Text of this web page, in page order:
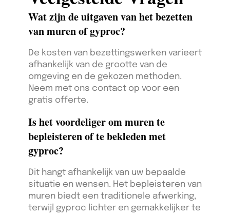
Wat zijn de uitgaven van het bezetten
van muren of gyproc?
De kosten van bezettingswerken varieert
afhankelijk van de grootte van de
omgeving en de gekozen methoden.
Neem met ons contact op voor een
gratis offerte.
Is het voordeliger om muren te
bepleisteren of te bekleden met
gyproc?
Dit hangt afhankelijk van uw bepaalde
situatie en wensen. Het bepleisteren van
muren biedt een traditionele afwerking,
terwijl gyproc lichter en gemakkelijker te